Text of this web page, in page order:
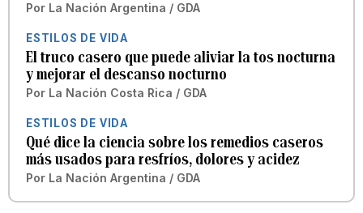
Por La Nación Argentina / GDA
ESTILOS DE VIDA
El truco casero que puede aliviar la tos nocturna
y mejorar el descanso nocturno
Por La Nación Costa Rica / GDA
ESTILOS DE VIDA
Qué dice la ciencia sobre los remedios caseros
más usados para resfríos, dolores y acidez
Por La Nación Argentina / GDA